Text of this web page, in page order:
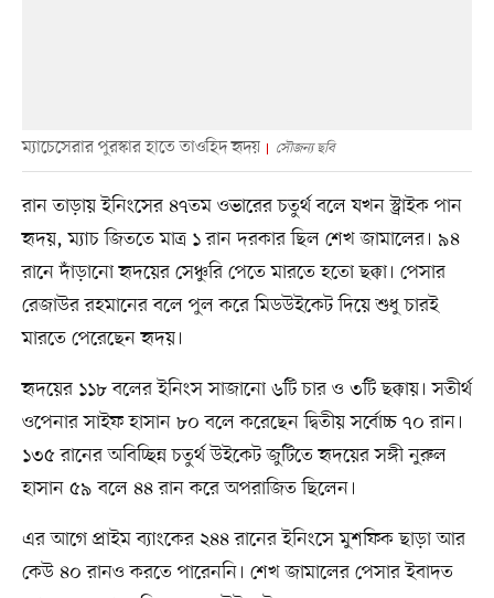
ম্যাচেসেরার পুরস্কার হাতে তাওহিদ হৃদয় সৌজন্য ছবি
রান তাড়ায় ইনিংসের ৪৭তম ওভারের চতুর্থ বলে যখন স্ট্রাইক পান
হৃদয়, ম্যাচ জিততে মাত্র ১ রান দরকার ছিল শেখ জামালের। ৯৪
রানে দাঁড়ানো হৃদয়ের সেঞ্চুরি পেতে মারতে হতো ছক্কা। পেসার
রেজাউর রহমানের বলে পুল করে মিডউইকেট দিয়ে শুধু চারই
মারতে পেরেছেন হৃদয়।
হৃদয়ের ১১৮ বলের ইনিংস সাজানো ৬টি চার ও ৩টি ছক্কায়। সতীর্থ
ওপেনার সাইফ হাসান ৮০ বলে করেছেন দ্বিতীয় সর্বোচ্চ ৭০ রান।
১৩৫ রানের অবিচ্ছিন্ন চতুর্থ উইকেট জুটিতে হৃদয়ের সঙ্গী নুরুল
হাসান ৫৯ বলে ৪৪ রান করে অপরাজিত ছিলেন।
এর আগে প্রাইম ব্যাংকের ২৪৪ রানের ইনিংসে মুশফিক ছাড়া আর
কেউ ৪০ রানও করতে পারেননি। শেখ জামালের পেসার ইবাদত